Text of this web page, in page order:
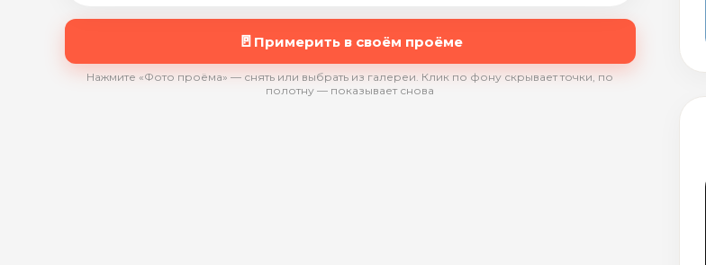
🚪 Примерить в своём проёме
Нажмите «Фото проёма» — снять или выбрать из галереи. Клик по фону скрывает точки, по
полотну — показывает снова